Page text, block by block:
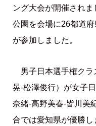
ング大会が開催され
公園を会場に26都道
が参加しました。
男子日本選手権クラ
晃-松澤俊行）が女子
奈緒-高野美春-皆川美
合では愛知県が優勝